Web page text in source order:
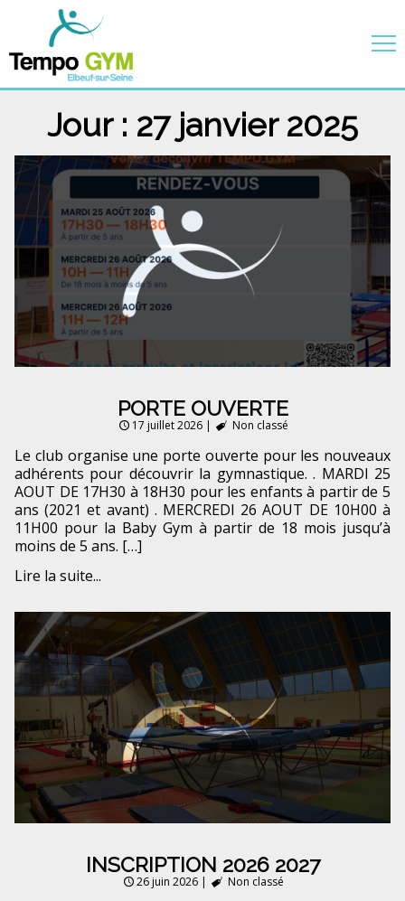
Jour : 27 janvier 2025
PORTE OUVERTE
17 juillet 2026 | Non classé
Le club organise une porte ouverte pour les nouveaux
adhérents pour découvrir la gymnastique. . MARDI 25
AOUT DE 17H30 à 18H30 pour les enfants à partir de 5
ans (2021 et avant) . MERCREDI 26 AOUT DE 10H00 à
11H00 pour la Baby Gym à partir de 18 mois jusqu’à
moins de 5 ans. […]
Lire la suite...
INSCRIPTION 2026 2027
26 juin 2026 | Non classé